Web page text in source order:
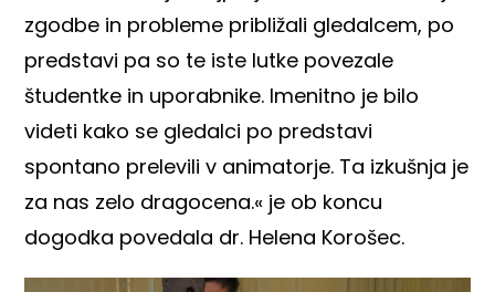
zgodbe in probleme približali gledalcem, po
predstavi pa so te iste lutke povezale
študentke in uporabnike. Imenitno je bilo
videti kako se gledalci po predstavi
spontano prelevili v animatorje. Ta izkušnja je
za nas zelo dragocena.« je ob koncu
dogodka povedala dr. Helena Korošec.